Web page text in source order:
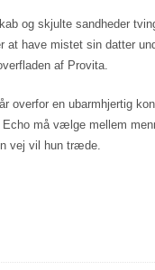
og skjulte sandheder
at have mistet sin datter
af Provita.
overfor en ubarmhjertig
må vælge mellem
vej vil hun træde.